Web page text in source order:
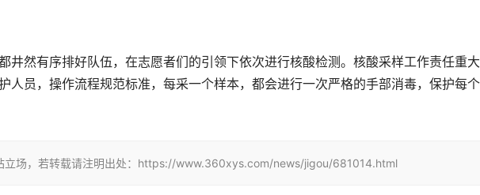
井然有序排好队伍，在志愿者们的引领下依次进行核酸检测。核酸采样工作责任重
人员，操作流程规范标准，每采一个样本，都会进行一次严格的手部消毒，保护每
立场，若转载请注明出处：https://www.360xys.com/news/jigou/681014.html